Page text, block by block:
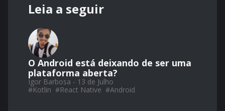
Leia a seguir
O Android está deixando de ser uma
plataforma aberta?
Igor Barbosa - 13 de Julho
#Kotlin #React Native #Android